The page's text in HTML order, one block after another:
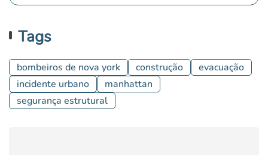
Tags
bombeiros de nova york construção
evacuação
incidente urbano
manhattan
segurança estrutural